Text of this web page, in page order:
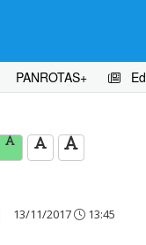
PANROTAS+
13/11/2017 13:45